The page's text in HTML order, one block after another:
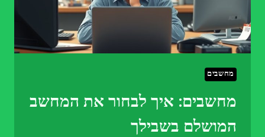
מחשבים
מחשבים: איך לבחור את המחשב
המושלם בשבילך